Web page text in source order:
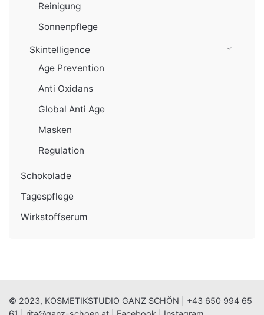
Reinigung
Sonnenpflege
Skintelligence
Age Prevention
Anti Oxidans
Global Anti Age
Masken
Regulation
Schokolade
Tagespflege
Wirkstoffserum
© 2023, KOSMETIKSTUDIO GANZ SCHÖN | +43 650 994 65